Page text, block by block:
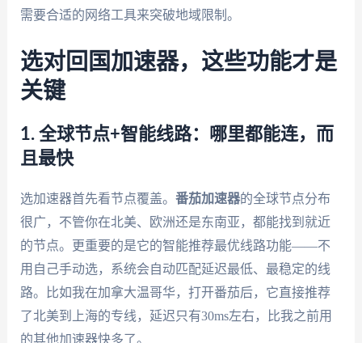
需要合适的网络工具来突破地域限制。
选对回国加速器，这些功能才是
关键
1. 全球节点+智能线路：哪里都能连，而
且最快
选加速器首先看节点覆盖。 番茄加速器的全球节点分布
很广，不管你在北美、欧洲还是东南亚，都能找到就近
的节点。更重要的是它的智能推荐最优线路功能——不
用自己手动选，系统会自动匹配延迟最低、最稳定的线
路。比如我在加拿大温哥华，打开番茄后，它直接推荐
了北美到上海的专线，延迟只有30ms左右，比我之前用
的其他加速器快多了。